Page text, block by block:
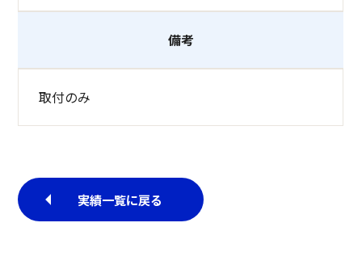
備考
取付のみ
実績一覧に戻る